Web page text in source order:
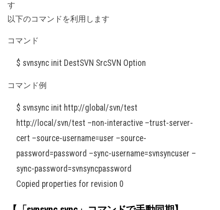
す
以下のコマンドを利用します
コマンド
$ svnsync init DestSVN SrcSVN Option
コマンド例
$ svnsync init http://global/svn/test
http://local/svn/test –non-interactive –trust-server-
cert –source-username=user –source-
password=password –sync-username=svnsyncuser –
sync-password=svnsyncpassword
Copied properties for revision 0